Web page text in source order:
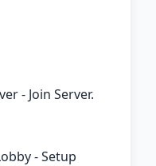
- Join Server.
- Setup